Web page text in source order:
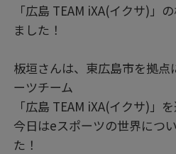
「広島 TEAM iXA(イクサ)」
ました！
板垣さんは、東広島市を拠
ーツチーム
「広島 TEAM iXA(イクサ)」
今日はeスポーツの世界につ
た！